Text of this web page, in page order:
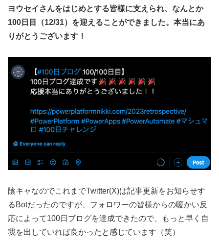
ヨウセイさんをはじめとする皆様に支えられ、なんとか
100日目（12/31）を迎えることができました。本当にあ
りがとうございます！
陰キャなのでこれまでTwitter(X)は記事更新をお知らせす
るBotだったのですが、フォロワーの皆様からの暖かい反
応によって100日ブログを達成できたので、もっと早く自
我を出していれば良かったと感じています（笑）